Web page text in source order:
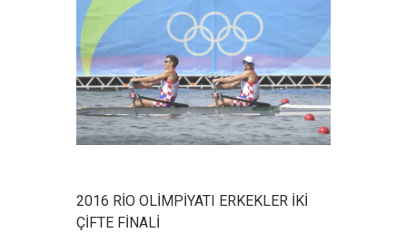
2016 RİO OLİMPİYATI ERKEKLER İKİ
ÇİFTE FİNALİ